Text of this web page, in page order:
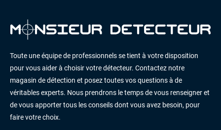
Toute une équipe de professionnels se tient à votre disposition
pour vous aider à choisir votre détecteur. Contactez notre
magasin de détection et posez toutes vos questions à de
véritables experts. Nous prendrons le temps de vous renseigner et
de vous apporter tous les conseils dont vous avez besoin, pour
faire votre choix.